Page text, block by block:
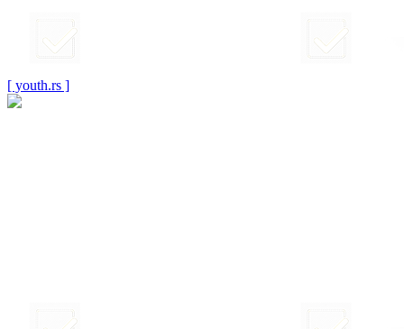
[ youth.rs ]